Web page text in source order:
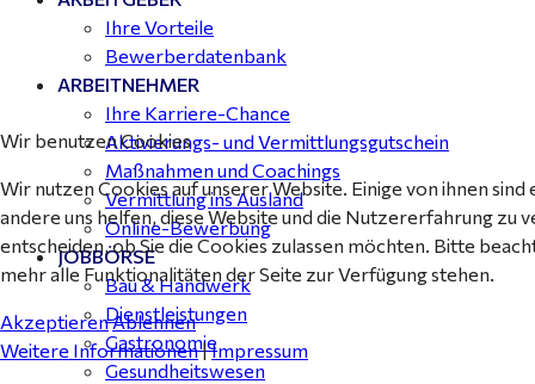
Ihre Vorteile
Bewerberdatenbank
ARBEITNEHMER
Ihre Karriere-Chance
Aktivierungs- und Vermittlungsgutschein
Maßnahmen und Coachings
Vermittlung ins Ausland
Online-Bewerbung
JOBBÖRSE
Bau & Handwerk
Dienstleistungen
Gastronomie
Gesundheitswesen
Wir benutzen Cookies
Wir nutzen Cookies auf unserer Website. Einige von ihnen
andere uns helfen, diese Website und die Nutzererfahrung zu
entscheiden, ob Sie die Cookies zulassen möchten. Bitte
mehr alle Funktionalitäten der Seite zur Verfügung stehen.
AkzeptierenAblehnen
Weitere Informationen|Impressum